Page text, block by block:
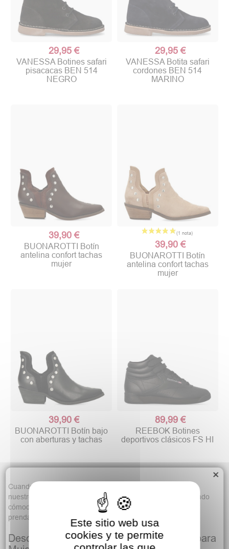
29,95 €
VANESSA Botines safari
pisacacas BEN 514
NEGRO
29,95 €
VANESSA Botita safari
cordones BEN 514
MARINO
39,90 €
BUONAROTTI Botín
antelina confort tachas
mujer
39,90 €
BUONAROTTI Botín
antelina confort tachas
mujer
39,90 €
BUONAROTTI Botín bajo
con aberturas y tachas
89,99 €
REEBOK Botines
deportivos clásicos FS HI
Cuando se acerca el frío uno de los mejores aliados para
nuestros pies son los
botines de mujer
. Se trata de un calzado
cómodo, elegante y muy fácil de combinar con todo tipo de
prendas que no puede faltar en tu fondo de armario.
Descubre la Nueva Colección de Botines para
×
Este sitio web usa
cookies y te permite